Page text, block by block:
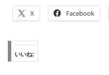
X Facebook
いいね: